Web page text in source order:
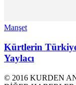
Manşet
Kürtlerin
Yaylacı
© 2016 KURDEN